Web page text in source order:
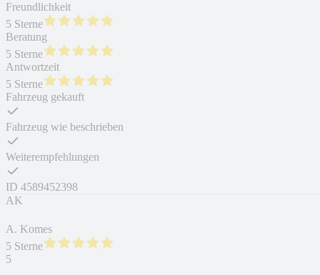
Freundlichkeit
5 Sterne
Beratung
5 Sterne
Antwortzeit
5 Sterne
Fahrzeug gekauft
Fahrzeug wie beschrieben
Weiterempfehlungen
ID 4589452398
AK
A. Komes
5 Sterne
5